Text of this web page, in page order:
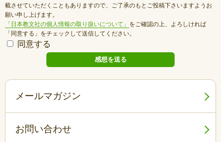
載させていただくこともありますので、ご了承のもとご投稿下さいますようお
願い申し上げます。
「日本教文社の個人情報の取り扱いについて」 をご確認の上、よろしければ
「同意する」をチェックして送信してください。
同意する
メールマガジン
お問い合わせ